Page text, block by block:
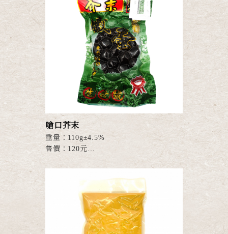
● Ｑ彈蛋白、沙沙綿密的蛋黃，鹹鹹口
感，怎麼料理都合適！
嗆口芥末
重量：110g±4.5%
售價：120元
● 獨特芥末，不同風味，香Q夠勁，越
● 嚴選優質新鮮蛋品，獨門祕方滷製，
絕不添加防腐劑！